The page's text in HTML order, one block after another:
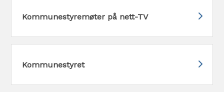
Kommunestyremøter på nett-TV
Kommunestyret